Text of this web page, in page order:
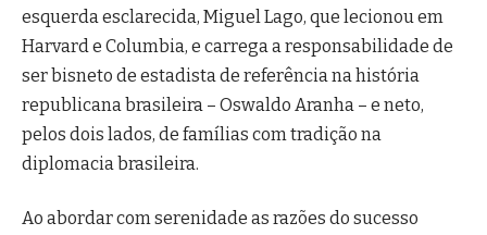
esquerda esclarecida, Miguel Lago, que lecionou em
Harvard e Columbia, e carrega a responsabilidade de
ser bisneto de estadista de referência na história
republicana brasileira – Oswaldo Aranha – e neto,
pelos dois lados, de famílias com tradição na
diplomacia brasileira.
Ao abordar com serenidade as razões do sucesso